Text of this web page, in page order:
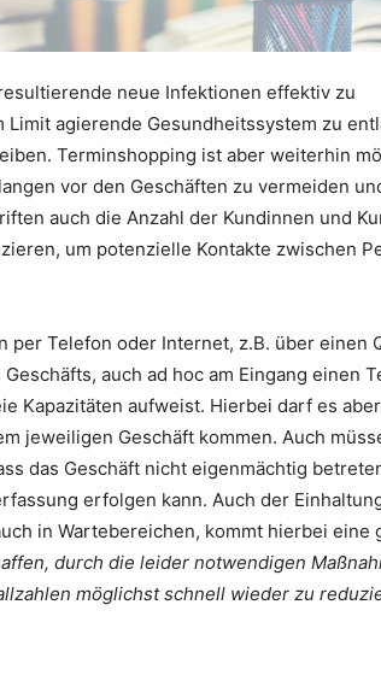
neue Infektionen effektiv zu
agierende Gesundheitssystem zu
Terminshopping ist aber weiterhin
vor den Geschäften zu vermeiden
auch die Anzahl der Kundinnen und
um potenzielle Kontakte zwischen
Telefon oder Internet, z.B. über einen
auch ad hoc am Eingang einen
Kapazitäten aufweist. Hierbei darf es
jeweiligen Geschäft kommen. Auch
das Geschäft nicht eigenmächtig
erfolgen kann. Auch der
in Wartebereichen, kommt hierbei eine
durch die leider notwendigen
möglichst schnell wieder zu